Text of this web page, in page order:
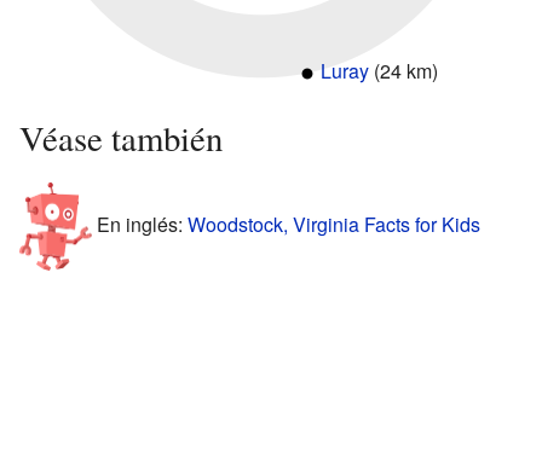
Luray (24 km)
Véase también
En inglés: Woodstock, Virginia Facts for Kids